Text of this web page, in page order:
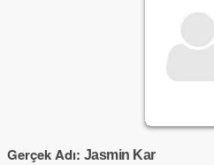
Gerçek Adı: Jasmin Kar